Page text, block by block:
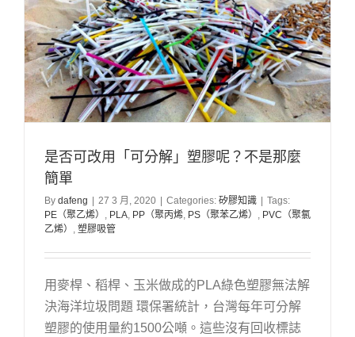
是否可改用「可分解」塑膠呢？不是那麼
簡單
By dafeng 27 3 月, 2020 Categories: 矽膠知識
Tags:
PE（聚乙烯） , PLA, PP（聚丙烯, PS（聚苯乙烯） , PVC（聚氯
乙烯） , 塑膠吸管
用麥桿、稻桿、玉米做成的PLA綠色塑膠無法解
決海洋垃圾問題 環保署統計，台灣每年可分解
塑膠的使用量約1500公噸。這些沒有回收標誌